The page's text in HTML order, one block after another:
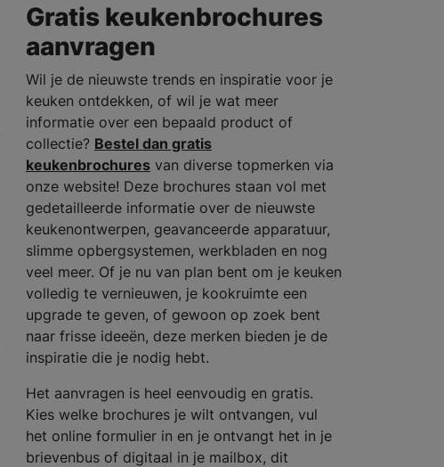
Gratis keukenbrochures
aanvragen
Wil je de nieuwste trends en inspiratie voor je
keuken ontdekken, of wil je wat meer
informatie over een bepaald product of
collectie? Bestel dan gratis
keukenbrochuresvan diverse topmerken via
onze website! Deze brochures staan vol met
gedetailleerde informatie over de nieuwste
keukenontwerpen, geavanceerde apparatuur,
slimme opbergsystemen, werkbladen en nog
veel meer. Of je nu van plan bent om je keuken
volledig te vernieuwen, je kookruimte een
upgrade te geven, of gewoon op zoek bent
naar frisse ideeën, deze merken bieden je de
inspiratie die je nodig hebt.
Het aanvragen is heel eenvoudig en gratis.
Kies welke brochures je wilt ontvangen, vul
het online formulier in en je ontvangt het in je
brievenbus of digitaal in je mailbox, dit